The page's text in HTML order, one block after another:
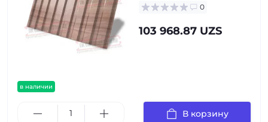
в наличии
0
103 968.87 UZS
В корзину